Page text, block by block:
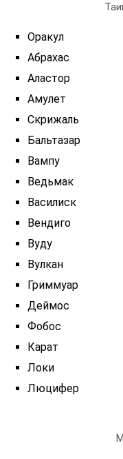
Оракул
Абрахас
Аластор
Амулет
Скрижаль
Бальтазар
Вампу
Ведьмак
Василиск
Вендиго
Вуду
Вулкан
Гриммуар
Деймос
Фобос
Карат
Локи
Люцифер